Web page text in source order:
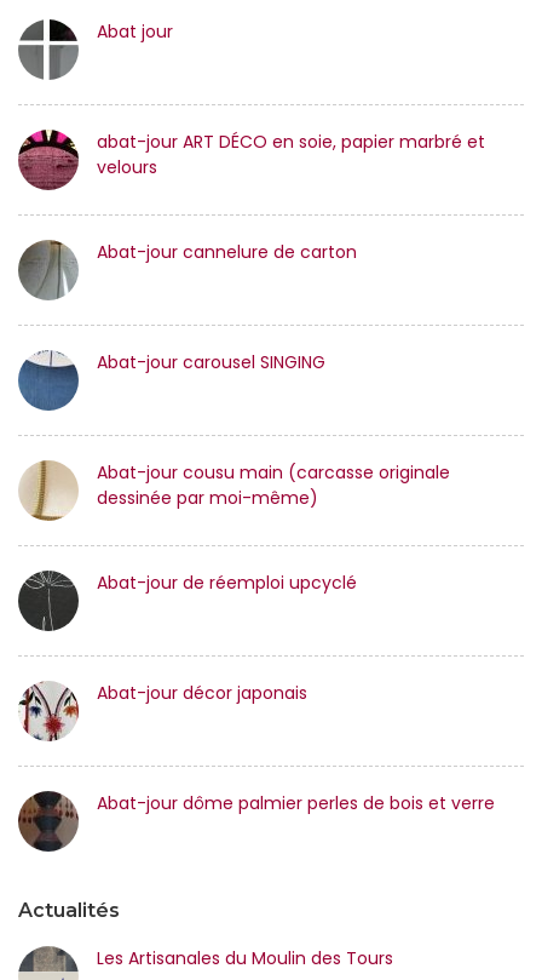
Abat jour
abat-jour ART DÉCO en soie, papier marbré et
velours
Abat-jour cannelure de carton
Abat-jour carousel SINGING
Abat-jour cousu main (carcasse originale
dessinée par moi-même)
Abat-jour de réemploi upcyclé
Abat-jour décor japonais
Abat-jour dôme palmier perles de bois et verre
Actualités
Les Artisanales du Moulin des Tours